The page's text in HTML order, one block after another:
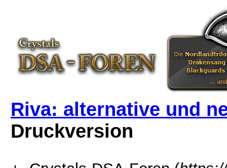
Riva: alternative und
Druckversion